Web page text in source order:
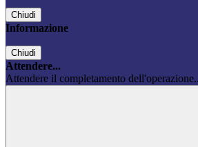
Chiudi
Informazione
Chiudi
Attendere...
Attendere il completamento